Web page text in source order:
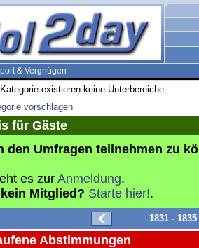
& Vergnügen
existieren keine Unterbereiche.
vorschlagen
für Gäste
den Umfragen teilnehmen zu
es zur Anmeldung.
Mitglied? Starte hier!.
1831 -
Abstimmungen